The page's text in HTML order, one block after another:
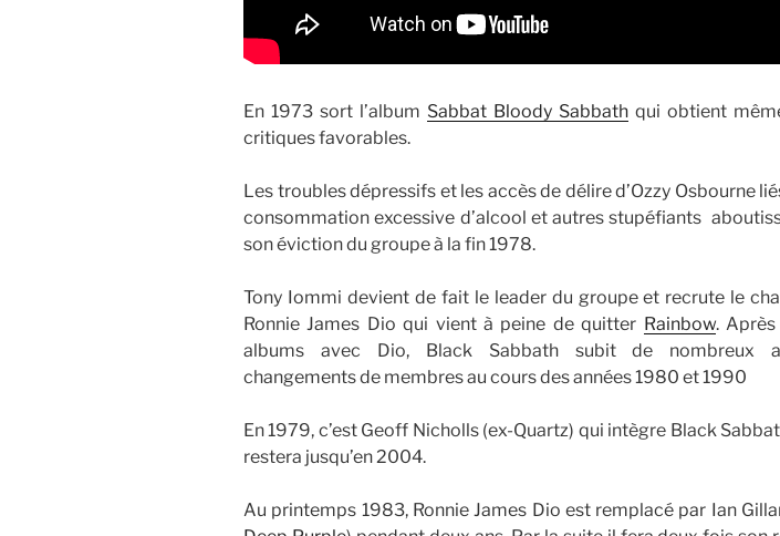
En 1973 sort l’album Sabbat Bloody Sabbath qui obtient
critiques favorables.
Les troubles dépressifs et les accès de délire d’Ozzy Osbourne
consommation excessive d’alcool et autres stupéfiants
son éviction du groupe à la fin 1978.
Tony Iommi devient de fait le leader du groupe et recrute le
Ronnie James Dio qui vient à peine de quitter Rainbow. Après
albums avec Dio, Black Sabbath subit de nombreux
changements de membres au cours des années 1980 et 1990
En 1979, c’est Geoff Nicholls (ex-Quartz) qui intègre Black
restera jusqu’en 2004.
Au printemps 1983, Ronnie James Dio est remplacé par Ian